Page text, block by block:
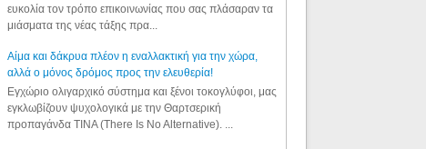
ευκολία τον τρόπο επικοινωνίας που σας πλάσαραν τα
μιάσματα της νέας τάξης πρα...
Αίμα και δάκρυα πλέον η εναλλακτική για την χώρα,
αλλά ο μόνος δρόμος προς την ελευθερία!
Εγχώριο ολιγαρχικό σύστημα και ξένοι τοκογλύφοι, μας
εγκλωβίζουν ψυχολογικά με την Θαρτσερική
προπαγάνδα TINA (There Is No Alternative). ...